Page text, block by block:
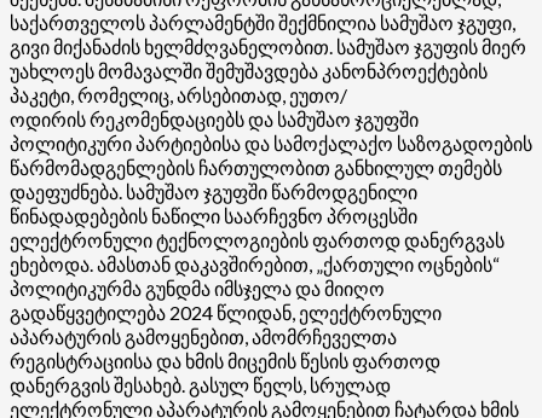
საქართველოს პარლამენტში შექმნილია სამუშაო ჯგუფი,
გივიმიქანაძის ხელმძღვანელობით. სამუშაო ჯგუფის მიერ
უახლოეს მომავალში შემუშავდება კანონპროექტების
პაკეტი, რომელიც, არსებითად, ეუთო/
ოდირისრეკომენდაციებს და სამუშაო ჯგუფში
პოლიტიკური პარტიებისა და სამოქალაქო საზოგადოების
წარმომადგენლების ჩართულობით განხილულ თემებს
დაეფუძნება. სამუშაო ჯგუფში წარმოდგენილი
წინადადებების ნაწილი საარჩევნო პროცესში
ელექტრონული ტექნოლოგიების ფართოდ დანერგვას
ეხებოდა. ამასთან დაკავშირებით, „ქართული ოცნების“
პოლიტიკურმა გუნდმა იმსჯელა და მიიღო
გადაწყვეტილება 2024 წლიდან, ელექტრონული
აპარატურის გამოყენებით, ამომრჩეველთა
რეგისტრაციისა და ხმის მიცემის წესის ფართოდ
დანერგვის შესახებ. გასულ წელს, სრულად
ელექტრონული აპარატურის გამოყენებით ჩატარდა ხმის